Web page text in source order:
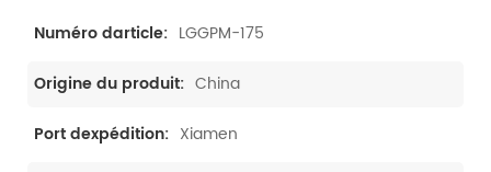
Numéro darticle: LGGPM-175
Origine du produit: China
Port dexpédition: Xiamen